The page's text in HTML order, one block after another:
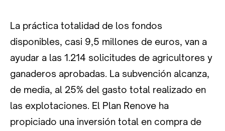
La práctica totalidad de los fondos
disponibles, casi 9,5 millones de euros, van a
ayudar a las 1.214 solicitudes de agricultores y
ganaderos aprobadas. La subvención alcanza,
de media, al 25% del gasto total realizado en
las explotaciones. El Plan Renove ha
propiciado una inversión total en compra de